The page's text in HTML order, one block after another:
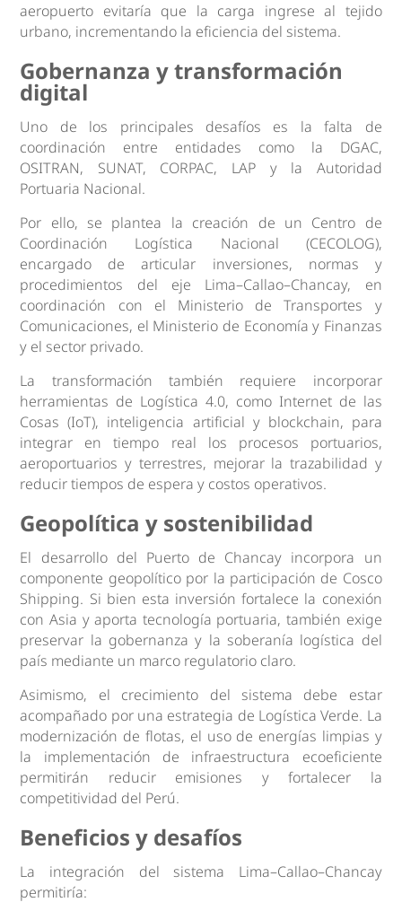
aeropuerto evitaría que la carga ingrese al tejido
urbano, incrementando la eficiencia del sistema.
Gobernanza y transformación
digital
Uno de los principales desafíos es la falta de
coordinación entre entidades como la DGAC,
OSITRAN, SUNAT, CORPAC, LAP y la Autoridad
Portuaria Nacional.
Por ello, se plantea la creación de un Centro de
Coordinación Logística Nacional (CECOLOG),
encargado de articular inversiones, normas y
procedimientos del eje Lima–Callao–Chancay, en
coordinación con el Ministerio de Transportes y
Comunicaciones, el Ministerio de Economía y Finanzas
y el sector privado.
La transformación también requiere incorporar
herramientas de Logística 4.0, como Internet de las
Cosas (IoT), inteligencia artificial y blockchain, para
integrar en tiempo real los procesos portuarios,
aeroportuarios y terrestres, mejorar la trazabilidad y
reducir tiempos de espera y costos operativos.
Geopolítica y sostenibilidad
El desarrollo del Puerto de Chancay incorpora un
componente geopolítico por la participación de Cosco
Shipping. Si bien esta inversión fortalece la conexión
con Asia y aporta tecnología portuaria, también exige
preservar la gobernanza y la soberanía logística del
país mediante un marco regulatorio claro.
Asimismo, el crecimiento del sistema debe estar
acompañado por una estrategia de Logística Verde. La
modernización de flotas, el uso de energías limpias y
la implementación de infraestructura ecoeficiente
permitirán reducir emisiones y fortalecer la
competitividad del Perú.
Beneficios y desafíos
La integración del sistema Lima–Callao–Chancay
permitiría: